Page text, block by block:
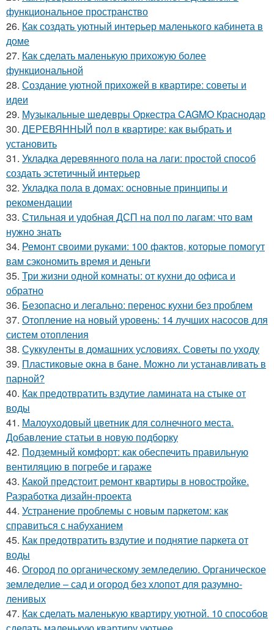
функциональное пространство
26. Как создать уютный интерьер маленького кабинета в
доме
27. Как сделать маленькую прихожую более
функциональной
28. Создание уютной прихожей в квартире: советы и
идеи
29. Музыкальные шедевры Оркестра CAGMO Краснодар
30. ДЕРЕВЯННЫЙ пол в квартире: как выбрать и
установить
31. Укладка деревянного пола на лаги: простой способ
создать эстетичный интерьер
32. Укладка пола в домах: основные принципы и
рекомендации
33. Стильная и удобная ДСП на пол по лагам: что вам
нужно знать
34. Ремонт своими руками: 100 фактов, которые помогут
вам сэкономить время и деньги
35. Три жизни одной комнаты: от кухни до офиса и
обратно
36. Безопасно и легально: перенос кухни без проблем
37. Отопление на новый уровень: 14 лучших насосов для
систем отопления
38. Суккуленты в домашних условиях. Советы по уходу
39. Пластиковые окна в бане. Можно ли устанавливать в
парной?
40. Как предотвратить вздутие ламината на стыке от
воды
41. Малоуходовый цветник для солнечного места.
Добавление статьи в новую подборку
42. Подземный комфорт: как обеспечить правильную
вентиляцию в погребе и гараже
43. Какой предстоит ремонт квартиры в новостройке.
Разработка дизайн-проекта
44. Устранение проблемы с новым паркетом: как
справиться с набуханием
45. Как предотвратить вздутие и поднятие паркета от
воды
46. Огород по органическому земледелию. Органическое
земледелие – сад и огород без хлопот для разумно-
ленивых
47. Как сделать маленькую квартиру уютной. 10 способов